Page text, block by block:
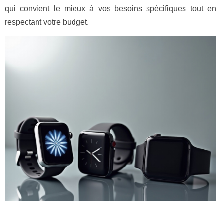
qui convient le mieux à vos besoins spécifiques tout en
respectant votre budget.